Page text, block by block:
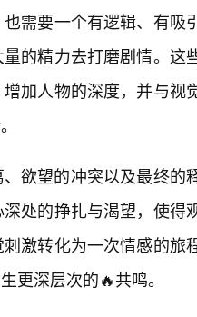
需要一个有逻辑、有吸
的精力去打磨剧情。这
加人物的深度，并与视
欲望的冲突以及最终的
处的挣扎与渴望，使得
激转化为一次情感的旅
更深层次的🔥共鸣。